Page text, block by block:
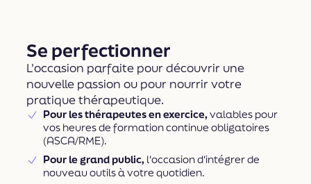
Se perfectionner
L'occasion parfaite pour découvrir une
nouvelle passion ou pour nourrir votre
pratique thérapeutique.
Pour les thérapeutes en exercice,valables pour
vos heures de formation continue obligatoires
(ASCA/RME).
Pour le grand public, l'occasion d'intégrer de
nouveau outils à votre quotidien.